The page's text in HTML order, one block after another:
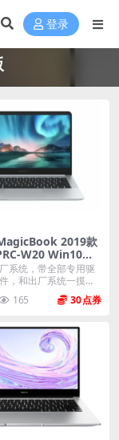
登录
2019款
W20 Win10家
厂oem系统
系统，带全部专用驱
，和出厂系统一摸一
还原功能...
165 30